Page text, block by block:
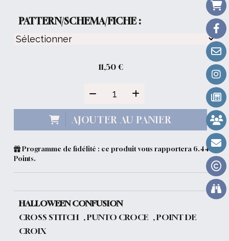
PATTERN/SCHEMA/FICHE :
11,50€
AJOUTER AU PANIER
Programme de fidélité : ce produit vous rapportera 6.44
Points.
HALLOWEEN CONFUSION
CROSS STITCH , PUNTO CROCE , POINT DE
CROIX